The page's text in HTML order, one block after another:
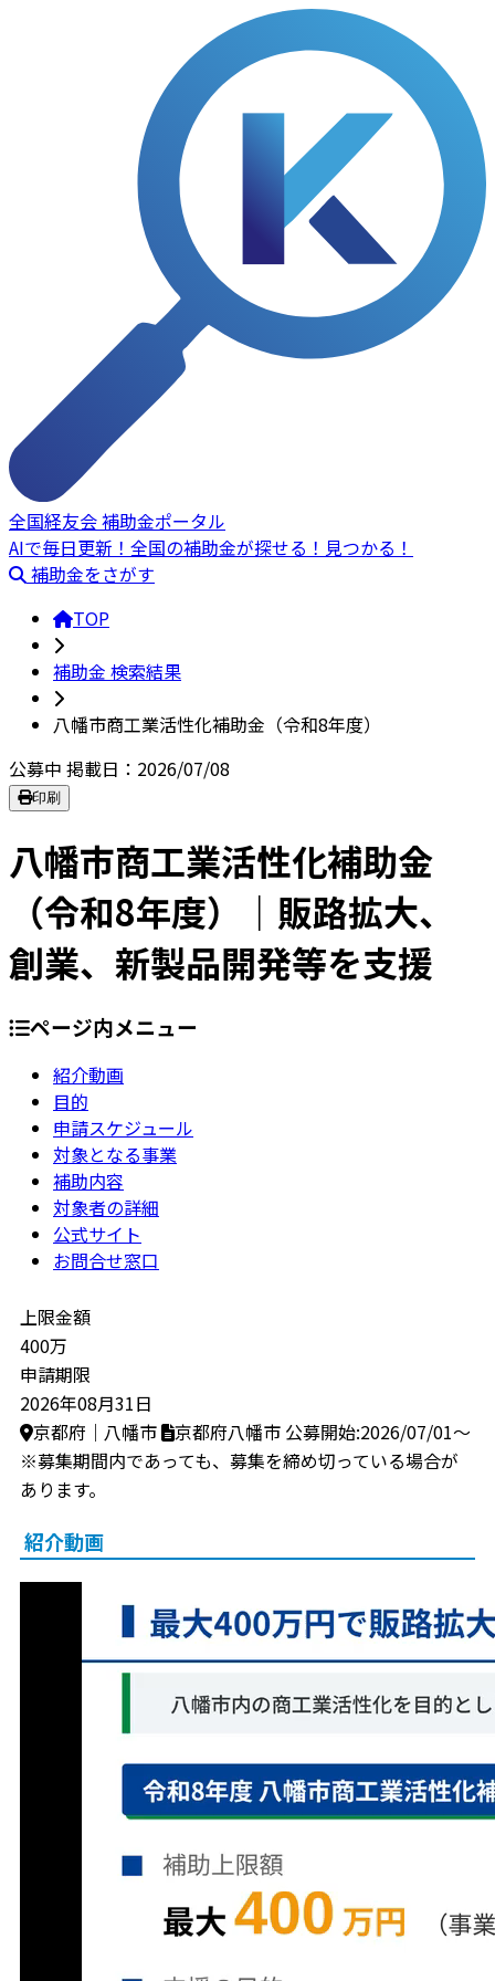
全国経友会 補助金ポータル
AIで毎日更新！全国の補助金が探せる！見つかる！
補助金をさがす
TOP
補助金 検索結果
八幡市商工業活性化補助金（令和8年度）
公募中 掲載日：2026/07/08
印刷
八幡市商工業活性化補助金
（令和8年度）｜販路拡大、
創業、新製品開発等を支援
ページ内メニュー
紹介動画
目的
申請スケジュール
対象となる事業
補助内容
対象者の詳細
公式サイト
お問合せ窓口
上限金額
400万
申請期限
2026年08月31日
京都府｜八幡市
京都府八幡市 公募開始:2026/07/01～
※募集期間内であっても、募集を締め切っている場合が
あります。
紹介動画